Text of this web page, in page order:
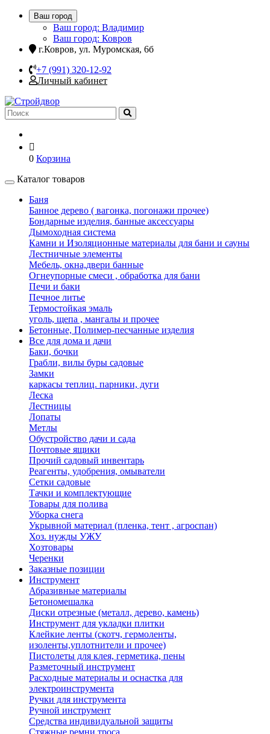
Ваш город
Ваш город: Владимир
Ваш город: Ковров
г.Ковров, ул. Муромская, 6б
+7 (991) 320-12-92
Личный кабинет
0 Корзина
Каталог товаров
Баня
Банное дерево ( вагонка, погонажи прочее)
Бондарные изделия, банные аксессуары
Дымоходная система
Камни и Изоляционные материалы для бани и сауны
Лестничные элементы
Мебель, окна,двери банные
Огнеупорные смеси , обработка для бани
Печи и баки
Печное литье
Термостойкая эмаль
уголь, щепа , мангалы и прочее
Бетонные, Полимер-песчанные изделия
Все для дома и дачи
Баки, бочки
Грабли, вилы буры садовые
Замки
каркасы теплиц. парники, дуги
Леска
Лестницы
Лопаты
Метлы
Обустройство дачи и сада
Почтовые ящики
Прочий садовый инвентарь
Реагенты, удобрения, омыватели
Сетки садовые
Тачки и комплектующие
Товары для полива
Уборка снега
Укрывной материал (пленка, тент , агроспан)
Хоз. нужды УЖУ
Хозтовары
Черенки
Заказные позиции
Инструмент
Абразивные материалы
Бетономешалка
Диски отрезные (металл, дерево, камень)
Инструмент для укладки плитки
Клейкие ленты (скотч, гермоленты,
изоленты,уплотнители и прочее)
Пистолеты для клея, герметика, пены
Разметочный инструмент
Расходные материалы и оснастка для
электроинструмента
Ручки для инструмента
Ручной инструмент
Средства индивидуальной защиты
Стяжные ремни,троса